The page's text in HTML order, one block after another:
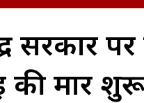
पर
की मार